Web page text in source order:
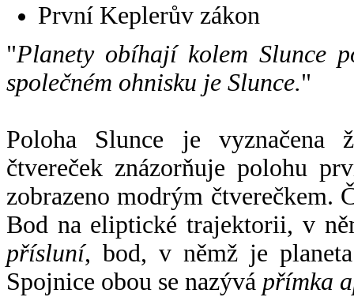
První Keplerův zákon
"Planety obíhají kolem Slunce
společném ohnisku je Slunce."
Poloha Slunce je vyznačena
čtvereček znázorňuje polohu
zobrazeno modrým čtverečkem.
Bod na eliptické trajektorii, v
přísluní, bod, v němž je
Spojnice obou se nazývá přímka